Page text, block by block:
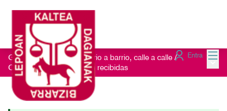
Entra
Getxo Txukun 2021 - Barrio a barrio, calle a calle /
Consulta las Sugerencias recibidas